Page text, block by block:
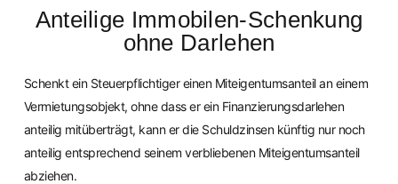
Anteilige Immobilen-Schenkung
ohne Darlehen
Schenkt ein Steuerpflichtiger einen Miteigentumsanteil an einem
Vermietungsobjekt, ohne dass er ein Finanzierungsdarlehen
anteilig mitüberträgt, kann er die Schuldzinsen künftig nur noch
anteilig entsprechend seinem verbliebenen Miteigentumsanteil
abziehen.